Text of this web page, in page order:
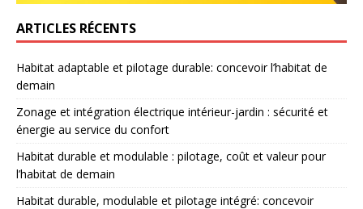
ARTICLES RÉCENTS
Habitat adaptable et pilotage durable: concevoir l’habitat de
demain
Zonage et intégration électrique intérieur-jardin : sécurité et
énergie au service du confort
Habitat durable et modulable : pilotage, coût et valeur pour
l’habitat de demain
Habitat durable, modulable et pilotage intégré: concevoir